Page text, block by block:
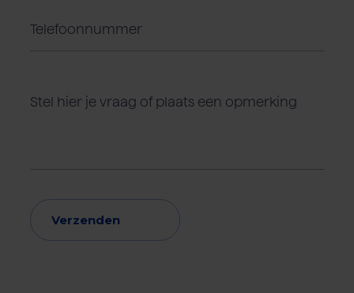
Verzenden